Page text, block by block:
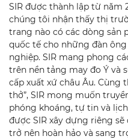
SIR được thành lập từ năm
chúng tôi nhận thấy thị
trang nào có các dòng sản
quốc tế cho những đàn
nghiệp. SIR mang phong
trên nền tảng may đo Ý và
cấp xuất xứ châu Âu. Cùng
thở”, SIR mong muốn
phóng khoáng, tự tin và
được SIR xây dựng riêng
trở nên hoàn hảo và sang